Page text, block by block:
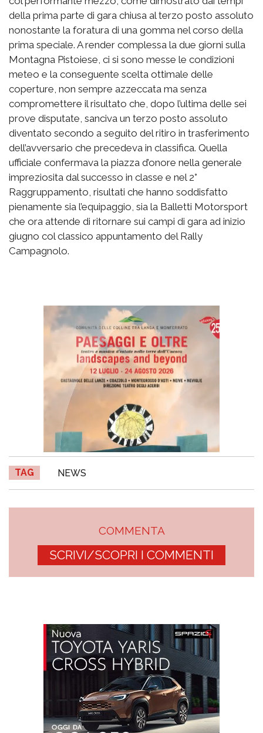
della prima parte di gara chiusa al terzo posto assoluto
nonostante la foratura di una gomma nel corso della
prima speciale. A render complessa la due giorni sulla
Montagna Pistoiese, ci si sono messe le condizioni
meteo e la conseguente scelta ottimale delle
coperture, non sempre azzeccata ma senza
compromettere il risultato che, dopo l’ultima delle sei
prove disputate, sanciva un terzo posto assoluto
diventato secondo a seguito del ritiro in trasferimento
dell’avversario che precedeva in classifica. Quella
ufficiale confermava la piazza d’onore nella generale
impreziosita dal successo in classe e nel 2°
Raggruppamento, risultati che hanno soddisfatto
pienamente sia l’equipaggio, sia la Balletti Motorsport
che ora attende di ritornare sui campi di gara ad inizio
giugno col classico appuntamento del Rally
Campagnolo.
TAG NEWS
COMMENTA
SCRIVI/SCOPRI I COMMENTI